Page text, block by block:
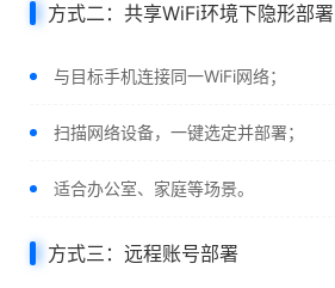
方式二：共享WiFi环境下隐形部署
与目标手机连接同一WiFi网络；
扫描网络设备，一键选定并部署；
适合办公室、家庭等场景。
方式三：远程账号部署